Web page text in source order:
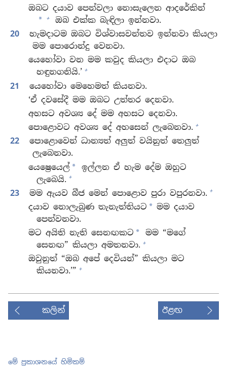
ඔබට දයාව පෙන්වලා නොසැලෙන ආදරේකින්
*
+
ඔබ එක්ක බැඳිලා ඉන්නවා.
20
හැමදාටම ඔබට විශ්වාසවන්තව ඉන්නවා කියලා
මම පොරොන්දු වෙනවා.
යෙහෝවා වන මම කවුද කියලා එදාට ඔබ
හඳුනගනියි.’ +
21
යෙහෝවා මෙහෙමත් කියනවා.
‘ඒ දවසේදී මම ඔබට උත්තර දෙනවා.
අහසට අවශ්‍ය දේ මම අහසට දෙනවා.
පොළොවට අවශ්‍ය දේ අහසෙන් ලැබෙනවා. +
22
පොළොවෙන් ධාන්‍යත් අලුත් වයිනුත් තෙලුත්
ලැබෙනවා.
යෙෂ්‍රෙයෙල් * ඉල්ලන ඒ හැම දේම ඔහුට
ලැබෙයි. +
23 මම ඇයව බීජ මෙන් පොළොව පුරා වපුරනවා. +
දයාව නොලැබුණ තැනැත්තියට * මම දයාව
පෙන්වනවා.
මට අයිති නැති සෙනඟකට * මම “මගේ
සෙනඟ” කියලා අමතනවා. +
ඔවුනුත් “ඔබ අපේ දෙවියන්” කියලා මට
කියනවා.’” +
කලින් ඊළඟ
මේ ප්‍රකාශනයේ හිමිකම්